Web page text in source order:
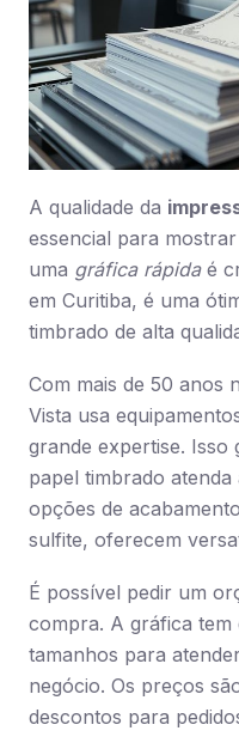
A qualidade da
essencial para
uma gráfica rápidaé
em Curitiba, é uma
timbrado de alta
Com mais de 50 anos
Vista usa
grande expertise. Isso
papel timbrado
opções de
sulfite, oferecem
É possível pedir um
compra. A gráfica tem
tamanhos para
negócio. Os preços
descontos para